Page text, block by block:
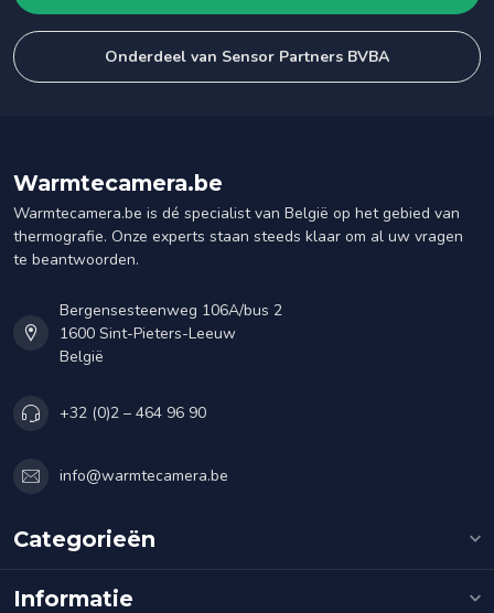
Onderdeel van Sensor Partners BVBA
Warmtecamera.be
Warmtecamera.be is dé specialist van België op het gebied van
thermografie. Onze experts staan steeds klaar om al uw vragen
te beantwoorden.
Bergensesteenweg 106A/bus 2
1600 Sint-Pieters-Leeuw
België
+32 (0)2 – 464 96 90
info@warmtecamera.be
Categorieën
Informatie